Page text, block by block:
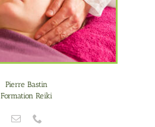
Pierre Bastin
Formation Reiki